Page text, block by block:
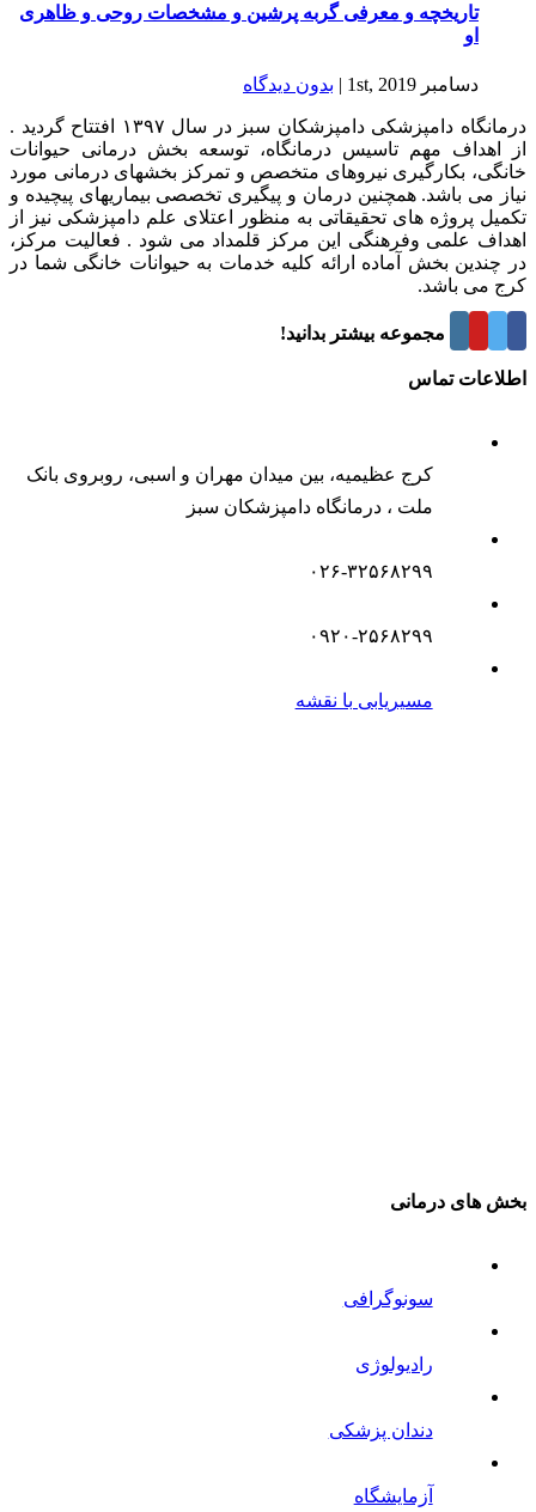
تاریخچه و معرفی گربه پرشین و مشخصات روحی و ظاهری
او
دسامبر 1st, 2019 | بدون ديدگاه
درمانگاه دامپزشکی دامپزشکان سبز در سال ۱۳۹۷ افتتاح گردید .
از اهداف مهم تاسیس درمانگاه، توسعه بخش درمانی حیوانات
خانگی، بکارگیری نیروهای متخصص و تمرکز بخشهای درمانی مورد
نیاز می باشد. همچنین درمان و پیگیری تخصصی بیماریهای پیچیده و
تکمیل پروژه های تحقیقاتی به منظور اعتلای علم دامپزشکی نیز از
اهداف علمی وفرهنگی این مرکز قلمداد می شود . فعالیت مرکز،
در چندین بخش آماده ارائه کلیه خدمات به حیوانات خانگی شما در
کرج می باشد.
درباره این مجموعه بیشتر بدانید!
اطلاعات تماس
کرج عظیمیه، بین میدان مهران و اسبی، روبروی بانک
ملت ، درمانگاه دامپزشکان سبز
۰۲۶-۳۲۵۶۸۲۹۹
۰۹۲۰-۲۵۶۸۲۹۹
مسیریابی با نقشه
بخش های درمانی
سونوگرافی
رادیولوژی
دندان پزشکی
آزمایشگاه